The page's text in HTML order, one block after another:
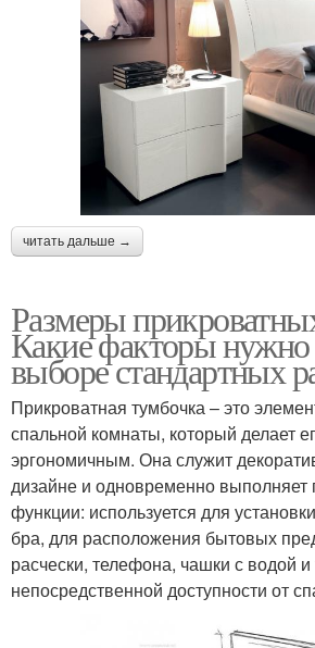
читать дальше →
Размеры
Какие факторы нужно
выборе стандартных
Прикроватная тумбочка – это
спальной комнаты, который делает
эргономичным. Она служит
дизайне и одновременно выполняет
функции: используется для
бра, для расположения бытовых
расчески, телефона, чашки с водой и
непосредственной доступности от